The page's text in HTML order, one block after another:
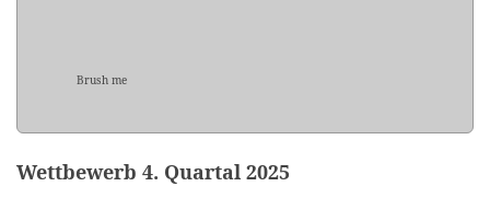
Brush me
Wettbewerb 4. Quartal 2025